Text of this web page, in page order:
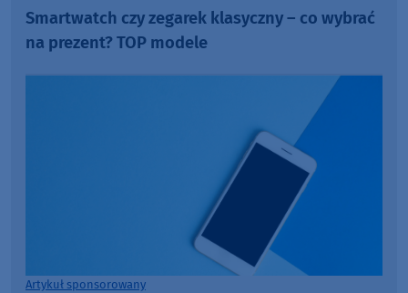
Smartwatch czy zegarek klasyczny – co wybrać
na prezent? TOP modele
Artykuł sponsorowany